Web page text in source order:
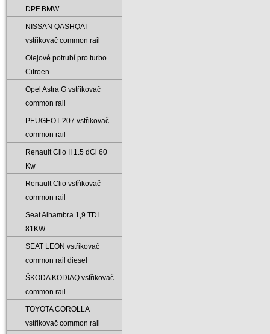
DPF BMW
NISSAN QASHQAI
vstřikovač common rail
Olejové potrubí pro turbo
Citroen
Opel Astra G vstřikovač
common rail
PEUGEOT 207 vstřikovač
common rail
Renault Clio II 1.5 dCi 60
Kw
Renault Clio vstřikovač
common rail
Seat Alhambra 1‚9 TDI
81KW
SEAT LEON vstřikovač
common rail diesel
ŠKODA KODIAQ vstřikovač
common rail
TOYOTA COROLLA
vstřikovač common rail